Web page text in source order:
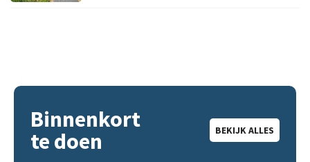
Binnenkort
te doen
BEKIJK ALLES